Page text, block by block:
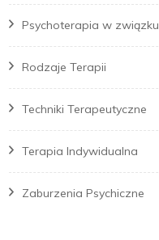
Psychoterapia w związku
Rodzaje Terapii
Techniki Terapeutyczne
Terapia Indywidualna
Zaburzenia Psychiczne